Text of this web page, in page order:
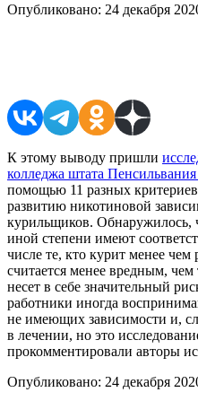
Опубликовано: 24 декабря
К этому выводу пришли
колледжа штата
помощью 11 разных
развитию никотиновой
курильщиков. Обнаружилось,
иной степени имеют
числе те, кто курит менее
считается менее вредным,
несет в себе значительный
работники иногда
не имеющих зависимости и,
в лечении, но это
прокомментировали авторы
Опубликовано: 24 декабря